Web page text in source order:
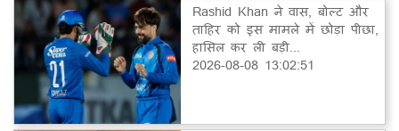
Rashid Khan ने वास, बोल्ट और
ताहिर को इस मामले में छोड़ा पीछा,
हासिल कर ली बड़ी...
2026-08-08 13:02:51